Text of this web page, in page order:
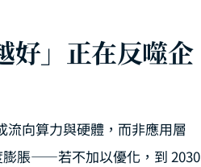
好」正在反噬企
流向算力與硬體，而非應用層
膨脹——若不加以優化，到 2030